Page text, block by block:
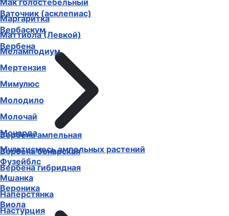
Ваточник (асклепиас)
Вербаскум
Вербена
Вербена ампельная
Вербена бонарская
Вербена гибридная
Вероника
Виола
Мак голостебельный
Маргаритка
Маттиола (Левкой)
Меламподиум
Мертензия
Мимулюс
Молодило
Молочай
Монарда
Мультисмесь ампельных растений
Фузейблс
Мшанка
Наперстянка
Настурция